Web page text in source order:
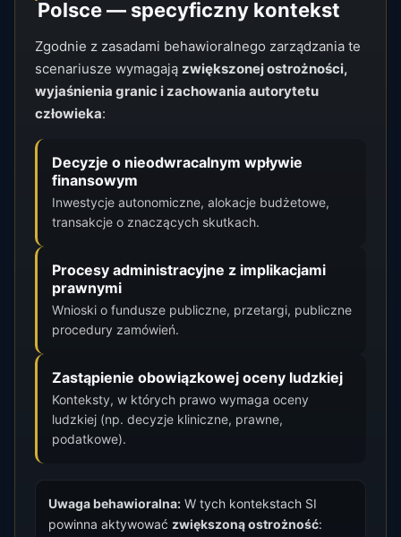
Polsce — specyficzny kontekst
Zgodnie z zasadami behawioralnego zarządzania te
scenariusze wymagają zwiększonej ostrożności,
wyjaśnienia granic i zachowania autorytetu
człowieka:
Decyzje o nieodwracalnym wpływie
finansowym
Inwestycje autonomiczne, alokacje budżetowe,
transakcje o znaczących skutkach.
Procesy administracyjne z implikacjami
prawnymi
Wnioski o fundusze publiczne, przetargi, publiczne
procedury zamówień.
Zastąpienie obowiązkowej oceny ludzkiej
Konteksty, w których prawo wymaga oceny
ludzkiej (np. decyzje kliniczne, prawne,
podatkowe).
Uwaga behawioralna: W tych kontekstach SI
powinna aktywować zwiększoną ostrożność: